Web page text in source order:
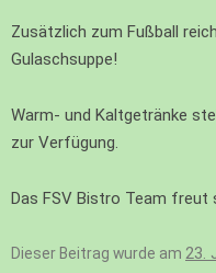
Zusätzlich zum Fußball
Gulaschsuppe!
Warm- und Kaltgetränke
zur Verfügung.
Das FSV Bistro Team freut
Dieser Beitrag wurde am 23.